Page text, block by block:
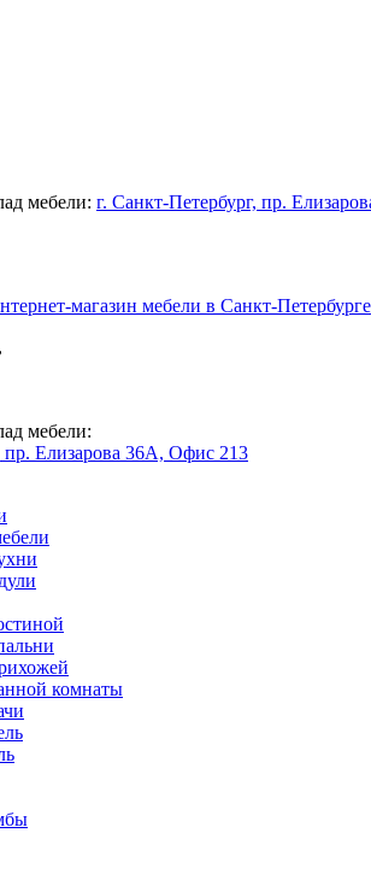
мебели: г. Санкт-Петербург, пр.
мебели:
пр. Елизарова 36А, Офис 213
комнаты